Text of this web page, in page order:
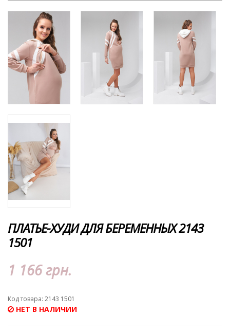
ПЛАТЬЕ-ХУДИ ДЛЯ БЕРЕМЕННЫХ 2143
1501
1 166 грн.
Код товара: 2143 1501
НЕТ В НАЛИЧИИ